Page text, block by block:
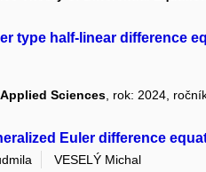
type half-linear difference
Sciences , rok: 2024,
Euler difference
VESELÝ Michal